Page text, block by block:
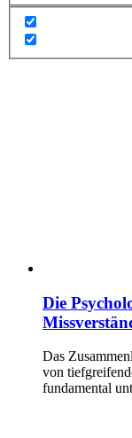
Die
Das
von
fundamental